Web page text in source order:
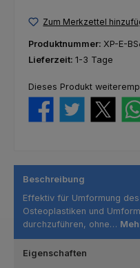
Zum Merkzettel
Produktnummer: XP-E-
Lieferzeit: 1-3 Tage
Dieses Produkt
Beschreibung
Effektiv für Umformung
Osteoplastiken und
durchzuführen, ohne…
Eigenschaften